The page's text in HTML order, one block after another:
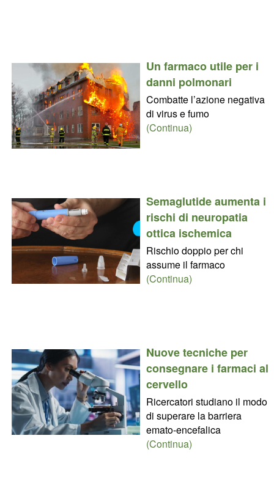
Un farmaco utile per i
danni polmonari
Combatte l’azione negativa
di virus e fumo
(Continua)
Semaglutide aumenta i
rischi di neuropatia
ottica ischemica
Rischio doppio per chi
assume il farmaco
(Continua)
Nuove tecniche per
consegnare i farmaci al
cervello
Ricercatori studiano il modo
di superare la barriera
emato-encefalica
(Continua)